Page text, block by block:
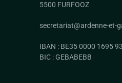
5500 FURFOOZ
secretariat@ardenne-et-
IBAN : BE35 0000 1695
BIC : GEBABEBB